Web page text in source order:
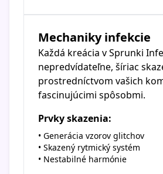
Mechaniky infekcie
Každá kreácia v Sprunki
nepredvídateľne, šíriac
prostredníctvom vašich
fascinujúcimi spôsobmi.
Prvky skazenia:
• Generácia vzorov glitchov
• Skazený rytmický systém
• Nestabilné harmónie